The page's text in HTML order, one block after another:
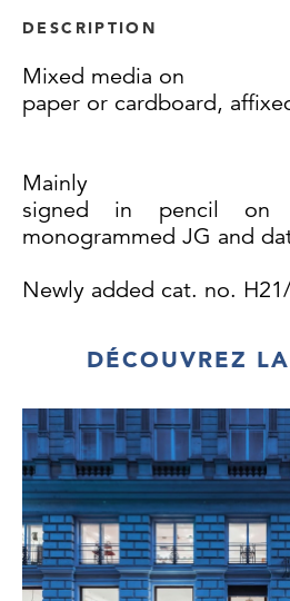
DESCRIPTION
Mixed media on
paper or cardboard,
Mainly
signed in pencil
monogrammed JG and
Newly added cat. no.
DÉCOUVREZ